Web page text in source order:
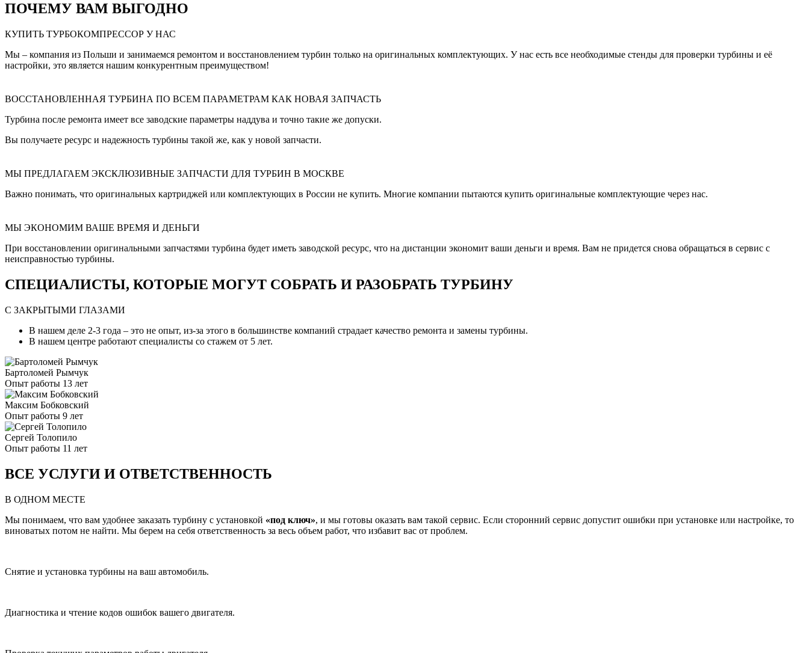
ПОЧЕМУ ВАМ ВЫГОДНО
КУПИТЬ ТУРБОКОМПРЕССОР У НАС
Мы – компания из Польши и занимаемся ремонтом и восстановлением турбин только на оригинальных комплектующих. У нас есть все необходимые стенды для проверки турбины и её
настройки, это является нашим конкурентным преимуществом!
ВОССТАНОВЛЕННАЯ ТУРБИНА ПО ВСЕМ ПАРАМЕТРАМ КАК НОВАЯ ЗАПЧАСТЬ
Турбина после ремонта имеет все заводские параметры наддува и точно такие же допуски.
Вы получаете ресурс и надежность турбины такой же, как у новой запчасти.
МЫ ПРЕДЛАГАЕМ ЭКСКЛЮЗИВНЫЕ ЗАПЧАСТИ ДЛЯ ТУРБИН В МОСКВЕ
Важно понимать, что оригинальных картриджей или комплектующих в России не купить. Многие компании пытаются купить оригинальные комплектующие через нас.
МЫ ЭКОНОМИМ ВАШЕ ВРЕМЯ И ДЕНЬГИ
При восстановлении оригинальными запчастями турбина будет иметь заводской ресурс, что на дистанции экономит ваши деньги и время. Вам не придется снова обращаться в сервис с
неисправностью турбины.
СПЕЦИАЛИСТЫ, КОТОРЫЕ МОГУТ СОБРАТЬ И РАЗОБРАТЬ ТУРБИНУ
С ЗАКРЫТЫМИ ГЛАЗАМИ
В нашем деле 2-3 года – это не опыт, из-за этого в большинстве компаний страдает качество ремонта и замены турбины.
В нашем центре работают специалисты со стажем от 5 лет.
Бартоломей Рымчук
Опыт работы 13 лет
Максим Бобковский
Опыт работы 9 лет
Сергей Толопило
Опыт работы 11 лет
ВСЕ УСЛУГИ И ОТВЕТСТВЕННОСТЬ
В ОДНОМ МЕСТЕ
Мы понимаем, что вам удобнее заказать турбину с установкой «под ключ», и мы готовы оказать вам такой сервис. Если сторонний сервис допустит ошибки при установке или настройке, то
виноватых потом не найти. Мы берем на себя ответственность за весь объем работ, что избавит вас от проблем.
Снятие и установка турбины на ваш автомобиль.
Диагностика и чтение кодов ошибок вашего двигателя.